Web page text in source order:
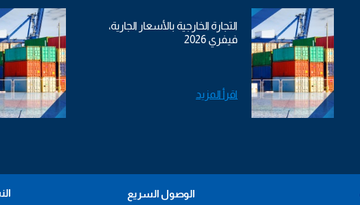
التجارة الخارجية بالأسعار الجارية،
فيفري 2026
اقرأ المزيد
الوصول السريع